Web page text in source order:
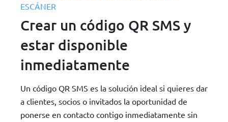
ESCÁNER
Crear un código QR SMS y
estar disponible
inmediatamente
Un código QR SMS es la solución ideal si quieres dar
a clientes, socios o invitados la oportunidad de
ponerse en contacto contigo inmediatamente sin